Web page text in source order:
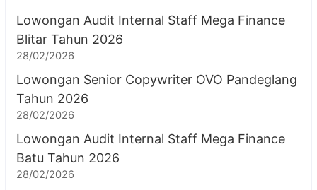
Lowongan Audit Internal Staff Mega Finance
Blitar Tahun 2026
28/02/2026
Lowongan Senior Copywriter OVO Pandeglang
Tahun 2026
28/02/2026
Lowongan Audit Internal Staff Mega Finance
Batu Tahun 2026
28/02/2026